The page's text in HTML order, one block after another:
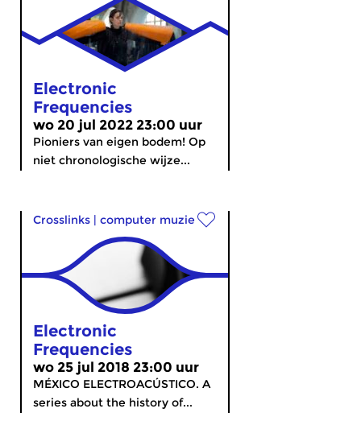
Electronic
Frequencies
wo 20 jul 2022 23:00 uur
Pioniers van eigen bodem! Op
niet chronologische wijze...
Crosslinks | computer muziek
Electronic
Frequencies
wo 25 jul 2018 23:00 uur
MÉXICO ELECTROACÚSTICO. A
series about the history of...